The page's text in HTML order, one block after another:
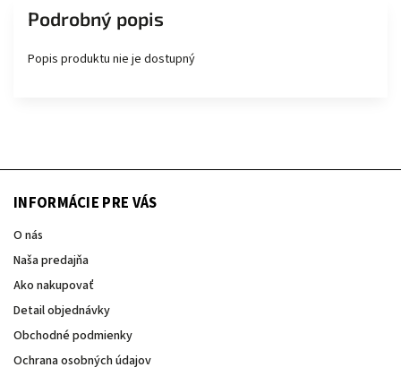
Podrobný popis
Popis produktu nie je dostupný
INFORMÁCIE PRE VÁS
O nás
Naša predajňa
Ako nakupovať
Detail objednávky
Obchodné podmienky
Ochrana osobných údajov